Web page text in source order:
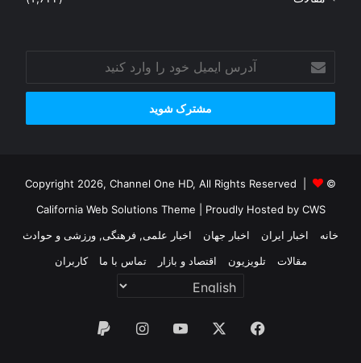
ایمیل
خود
وارد
© Copyright 2026, Channel One HD, All Rights Reserved |
California Web Solutions Theme | Proudly Hosted by CWS
خانه
اخبار ایران اخبار جهان
اخبار علمی, فرهنگی, ورزشی و حوادث
مقالات
تلویزیون اقتصاد و بازار تماس با ما کاربران
فیس یوتیوباینستاگرامپی‌پال